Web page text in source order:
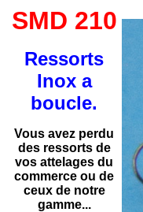
SMD 210
Ressorts
Inox a
boucle.
Vous avez perdu
des ressorts de
vos attelages du
commerce ou de
ceux de notre
gamme...